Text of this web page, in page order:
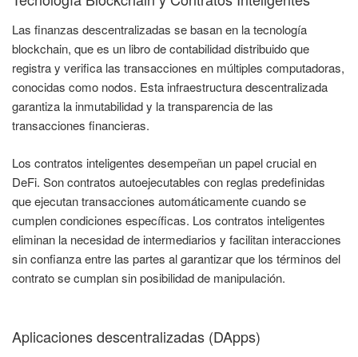
Las finanzas descentralizadas se basan en la tecnología
blockchain, que es un libro de contabilidad distribuido que
registra y verifica las transacciones en múltiples computadoras,
conocidas como nodos. Esta infraestructura descentralizada
garantiza la inmutabilidad y la transparencia de las
transacciones financieras.
Los contratos inteligentes desempeñan un papel crucial en
DeFi. Son contratos autoejecutables con reglas predefinidas
que ejecutan transacciones automáticamente cuando se
cumplen condiciones específicas. Los contratos inteligentes
eliminan la necesidad de intermediarios y facilitan interacciones
sin confianza entre las partes al garantizar que los términos del
contrato se cumplan sin posibilidad de manipulación.
Aplicaciones descentralizadas (DApps)